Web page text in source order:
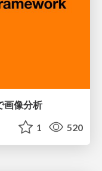
像分析
1 520